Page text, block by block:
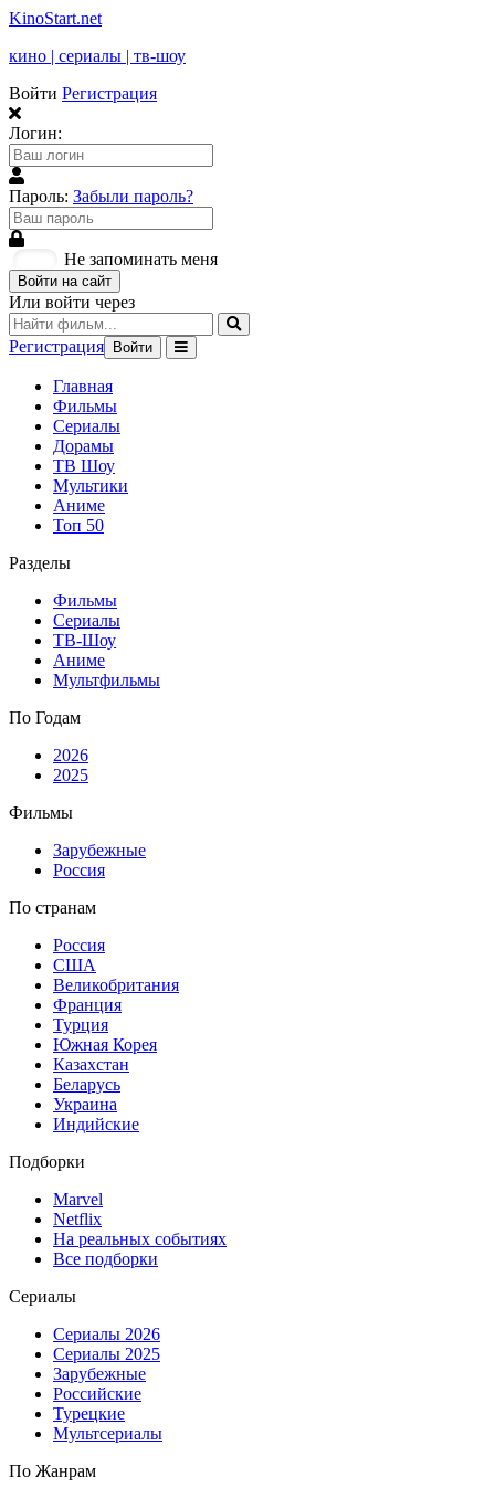
KinoStart.net
кино | сериалы | тв-шоу
Войти Регистрация
Логин:
Пароль: Забыли пароль?
Не запоминать меня
Войти на сайт
Или войти через
Регистрация Войти
Главная
Фильмы
Сериалы
Дорамы
ТВ Шоу
Мультики
Аниме
Топ 50
Разделы
Фильмы
Сериалы
ТВ-Шоу
Аниме
Мультфильмы
По Годам
2026
2025
Фильмы
Зарубежные
Россия
По странам
Россия
США
Великобритания
Франция
Турция
Южная Корея
Казахстан
Беларусь
Украина
Индийские
Подборки
Marvel
Netflix
На реальных событиях
Все подборки
Сериалы
Сериалы 2026
Сериалы 2025
Зарубежные
Российские
Турецкие
Мультсериалы
По Жанрам